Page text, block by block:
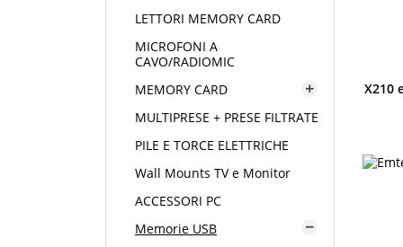
LETTORI MEMORY CARD
MICROFONI A
CAVO/RADIOMIC
MEMORY CARD

MULTIPRESE + PRESE FILTRATE
PILE E TORCE ELETTRICHE
Wall Mounts TV e Monitor
ACCESSORI PC
Memorie USB

X210